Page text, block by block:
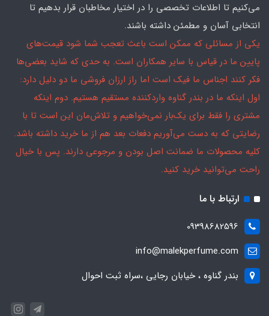
می‌کنیم تا اطلاعات تخصصی را در اختیار مخاطبان قرار بدهیم تا
انتخابی آسان و مطمئن داشته باشند.
یکی از مسائلی که ممکن است باعث تعجب شما شود قیمت‌های
پایین ما در قیاس با سایر همکاران است. به حدی که شاید بعضی‌ها
فکر کنند اجناس ما فیک است اما راز ارزان فروشی ما دو دلیل دارد:
اول اینکه ما در بندر گناوه واردکننده مستقیم هستیم. دوم اینکه
مشتری را فقط برای یک‌بار نمی‌خواهیم و تلاش‌مان این است تا با
رضایتی که به دست می‌آوریم دفعات بعد هم از ما خرید داشته باشد.
کلیه محصولات ما ضمانت اصل بودن و مرجوعی دارند. پس با خیال
راحت می‌توانید خرید کنید.
ارتباط با ما
09398682596
info@malekperfume.com
بندر گناوه ، خیابان رجایی ،سراه ثبت احوال